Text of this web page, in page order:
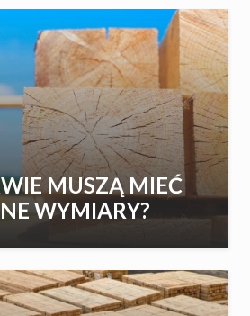
MUSZĄ MIEĆ
WYMIARY?